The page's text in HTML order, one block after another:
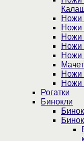
Ножи
Ножи
Ножи
Ножи
Ножи
Ножи
Ножи
Рогатки
Бинокли